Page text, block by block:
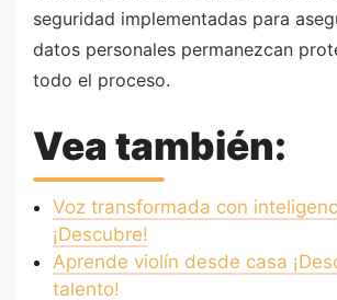
seguridad implementadas para
datos personales permanezcan
todo el proceso.
Vea también:
Voz transformada con
¡Descubre!
Aprende violín desde casa
talento!